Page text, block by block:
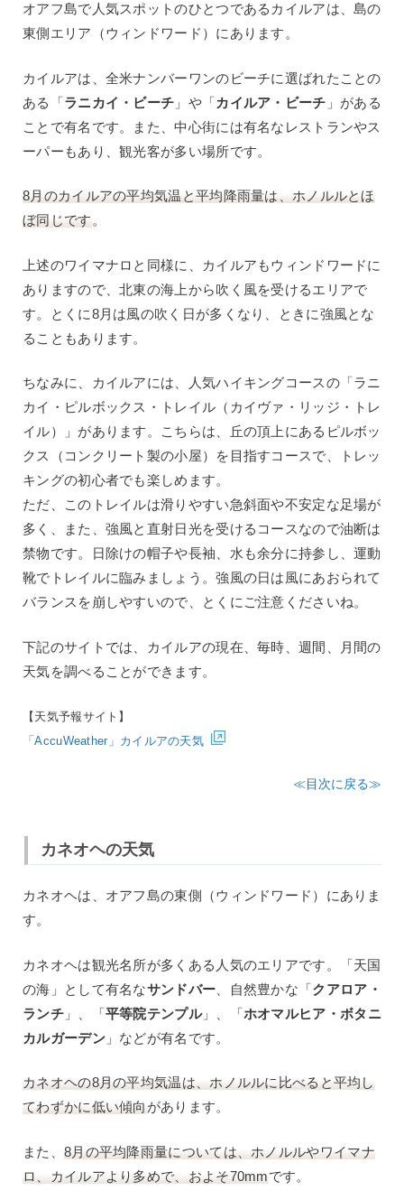
オアフ島で人気スポットのひとつであるカイルアは、島の
東側エリア（ウィンドワード）にあります。
カイルアは、全米ナンバーワンのビーチに選ばれたことの
ある「ラニカイ・ビーチ 」や「カイルア・ビーチ 」がある
ことで有名です。また、中心街には有名なレストランやス
ーパーもあり、観光客が多い場所です。
8月のカイルアの平均気温と平均降雨量は、ホノルルとほ
ぼ同じです 。
上述のワイマナロと同様に、カイルアもウィンドワードに
ありますので、北東の海上から吹く風を受けるエリアで
す。とくに8月は風の吹く日が多くなり、ときに強風とな
ることもあります。
ちなみに、カイルアには、人気ハイキングコースの「ラニ
カイ・ピルボックス・トレイル（カイヴァ・リッジ・トレ
イル）」があります。こちらは、丘の頂上にあるピルボッ
クス（コンクリート製の小屋）を目指すコースで、トレッ
キングの初心者でも楽しめます。
ただ、このトレイルは滑りやすい急斜面や不安定な足場が
多く、また、強風と直射日光を受けるコースなので油断は
禁物です。日除けの帽子や長袖、水も余分に持参し、運動
靴でトレイルに臨みましょう。強風の日は風にあおられて
バランスを崩しやすいので、とくにご注意くださいね。
下記のサイトでは、カイルアの現在、毎時、週間、月間の
天気を調べることができます。
【天気予報サイト】
「AccuWeather」カイルアの天気
≪目次に戻る≫
カネオヘの天気
カネオヘは、オアフ島の東側（ウィンドワード）にありま
す。
カネオヘは観光名所が多くある人気のエリアです。「天国
の海」として有名なサンドバー 、自然豊かな「クアロア・
ランチ」、「平等院テンプル」、「ホオマルヒア・ボタニ
カルガーデン」などが有名です。
カネオヘの8月の平均気温は、ホノルルに比べると平均し
てわずかに低い傾向 があります。
また、 8月の平均降雨量については、ホノルルやワイマナ
ロ、カイルアより多めで、およそ70mmです。